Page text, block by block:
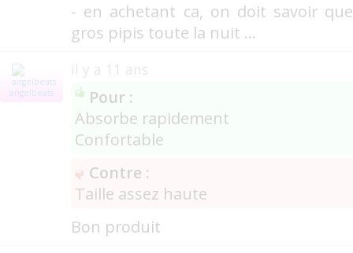
- en achetant ca, on doit savoir
gros pipis toute la nuit ...
angelbeats
il y a 11 ans
Pour :
Absorbe rapidement
Confortable
Contre :
Taille assez haute
Bon produit